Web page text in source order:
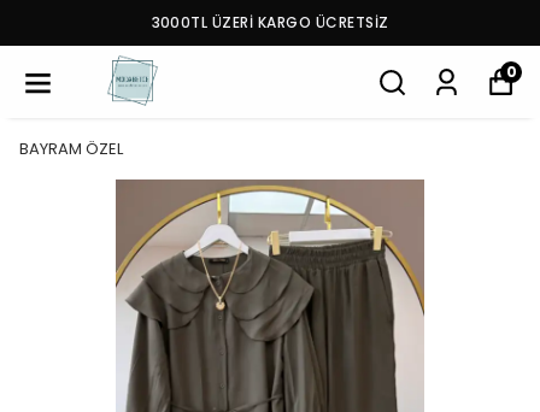
3000TL ÜZERİ KARGO ÜCRETSİZ
0
BAYRAM ÖZEL